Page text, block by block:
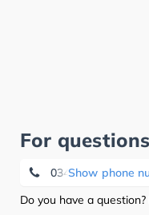
For
Show phone
0345 2026088
Do you have a